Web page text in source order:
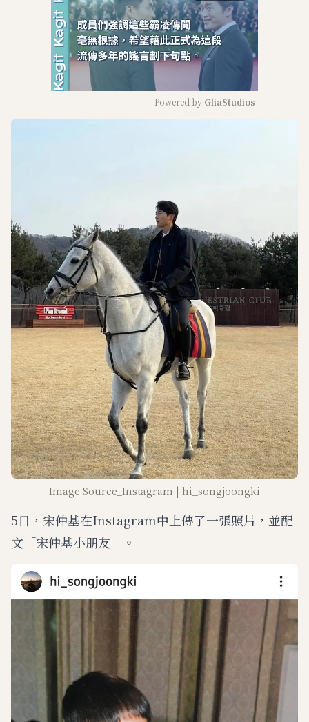
Powered by GliaStudios
Image Source_Instagram | hi_songjoongki
5日，宋仲基在Instagram中上傳了一張照片，並配
文「宋仲基小朋友」。